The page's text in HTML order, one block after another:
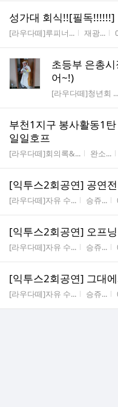
성가대 회식!![필독!!!!!!]
게시판명
[라우다떼]루피너... 작성자
재광...
초등부 은총
어~!)
게시판명
[라우다떼]청년회 ...
부천1지구 봉사활동1
일일호프
게시판명
[라우다떼]회의록&... 작성자
완소...
[익투스2회공연] 공연
게시판명
[라우다떼]자유 수... 작성자
승쥬...
[익투스2회공연] 오프닝
게시판명
[라우다떼]자유 수... 작성자
승쥬...
[익투스2회공연] 그대
게시판명
[라우다떼]자유 수... 작성자
승쥬...